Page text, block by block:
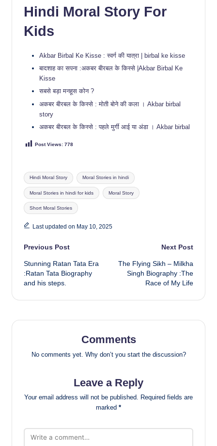
Hindi Moral Story For
Kids
Akbar Birbal Ke Kisse : स्वर्ग की यात्रा | birbal ke kisse
बादशाह का सपना :अकबर बीरबल के किस्से |Akbar Birbal Ke
Kisse
सबसे बड़ा मनहूस कोन ?
अकबर बीरबल के किस्से : मोती बोने की कला । Akbar birbal
story
अकबर बीरबल के किस्से : पहले मुर्गी आई या अंडा । Akbar birbal
Post Views: 778
Tags:
Hindi Moral Story Moral Stories in hindi
Moral Stories in hindi for kids Moral Story
Short Moral Stories
Last updated on May 10, 2025
Post
navigation
Previous Post
Stunning Ratan Tata Era
:Ratan Tata Biography
and his steps.
Next Post
The Flying Sikh – Milkha
Singh Biography :The
Race of My Life
Comments
No comments yet. Why don’t you start the discussion?
Leave a Reply
Your email address will not be published. Required fields are
marked *